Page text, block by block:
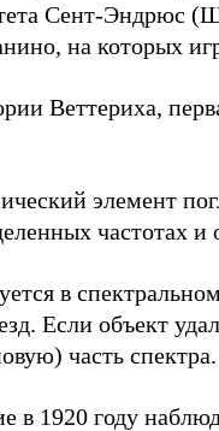
Сент-Эндрюс
на которых
Веттериха,
элемент
частотах
в
Если объект
часть
в 1920 году